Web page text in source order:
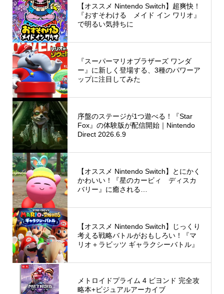
【オススメ Nintendo Switch】超爽快！
『おすそわける メイド イン ワリオ』
で明るい気持ちに
『スーパーマリオブラザーズ ワンダ
ー』に新しく登場する、3種のパワーア
ップに注目してみた
序盤のステージが1つ遊べる！『Star
Fox』の体験版が配信開始｜Nintendo
Direct 2026.6.9
【オススメ Nintendo Switch】とにかく
かわいい！『星のカービィ ディスカ
バリー』に癒される…
【オススメ Nintendo Switch】じっくり
考える戦略バトルがおもしろい！『マ
リオ＋ラビッツ ギャラクシーバトル』
メトロイドプライム 4 ビヨンド 完全攻
略本+ビジュアルアーカイブ